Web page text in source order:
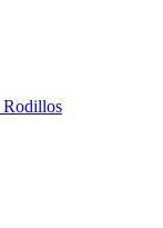
Rodillos